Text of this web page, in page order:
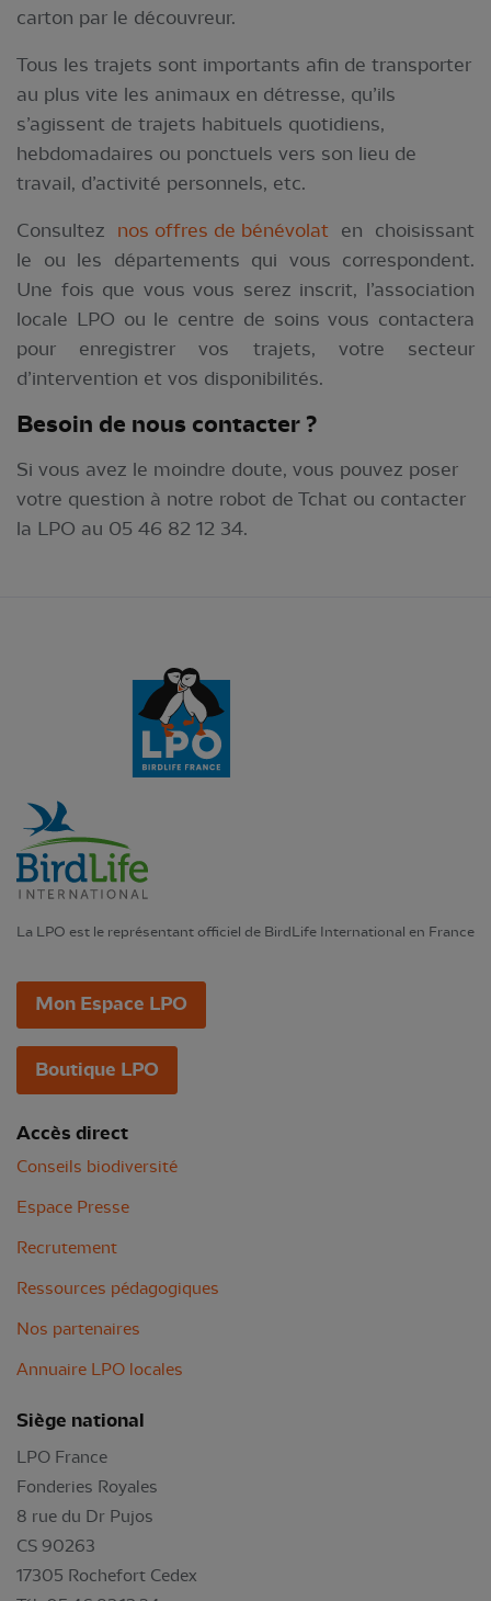
carton par le découvreur.
Tous les trajets sont importants afin de transporter
au plus vite les animaux en détresse, qu’ils
s’agissent de trajets habituels quotidiens,
hebdomadaires ou ponctuels vers son lieu de
travail, d’activité personnels, etc.
Consultez nos offres de bénévolat en choisissant
le ou les départements qui vous correspondent.
Une fois que vous vous serez inscrit, l’association
locale LPO ou le centre de soins vous contactera
pour enregistrer vos trajets, votre secteur
d’intervention et vos disponibilités.
Besoin de nous contacter ?
Si vous avez le moindre doute, vous pouvez poser
votre question à notre robot de Tchat ou contacter
la LPO au 05 46 82 12 34.
La LPO est le représentant officiel de BirdLife International en France
Mon Espace LPO
Boutique LPO
Accès direct
Conseils biodiversité
Espace Presse
Recrutement
Ressources pédagogiques
Nos partenaires
Annuaire LPO locales
Siège national
LPO France
Fonderies Royales
8 rue du Dr Pujos
CS 90263
17305 Rochefort Cedex